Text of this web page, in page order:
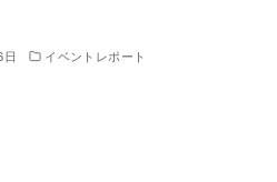
イベントレポート